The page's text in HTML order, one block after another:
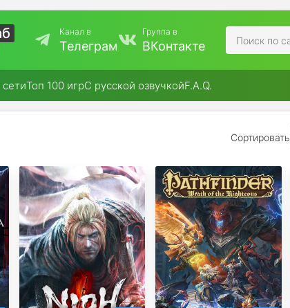
Канал в
Телеграм
Группа в
ВКонтакте
Топ 100 игрС русской озвучкойF.A.Q.
Сортировать